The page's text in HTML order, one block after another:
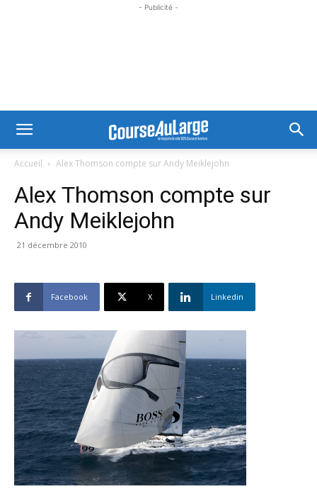
- Publicité -
Accueil Alex Thomson compte sur Andy Meiklejohn
Alex Thomson compte sur
Andy Meiklejohn
21 décembre 2010
Facebook X Linkedin